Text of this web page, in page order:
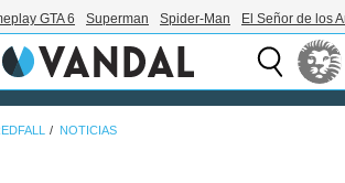
GTA 6 Superman Spider-Man El Señor de los
NOTICIAS